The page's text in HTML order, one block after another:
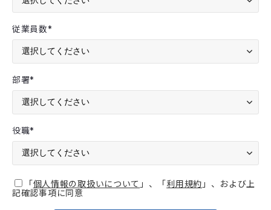
従業員数*
部署*
役職*
「個人情報の取扱いについて 」、「利用規約 」、および上
記確認事項に同意